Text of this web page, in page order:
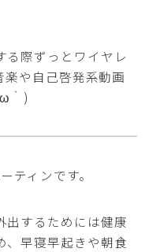
る際ずっとワイヤレ
楽や自己啓発系動画
｀)
ティンです。
出するためには健康
、早寝早起きや朝食